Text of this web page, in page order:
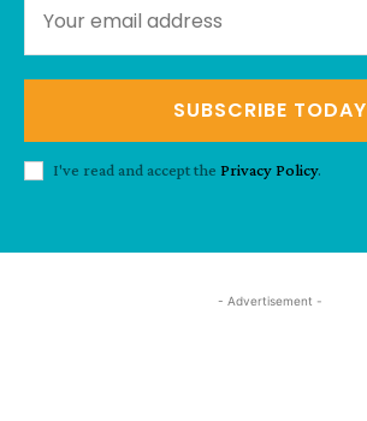
SUBSCRIBE TODAY
I've read and accept the Privacy Policy.
- Advertisement -